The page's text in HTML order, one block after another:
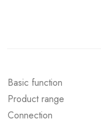
Basic function
Product range
Connection